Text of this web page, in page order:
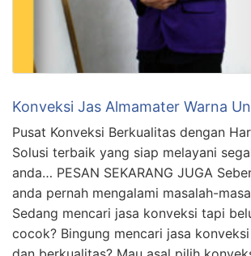
Konveksi Jas Almamater Warna
Pusat Konveksi Berkualitas dengan
Solusi terbaik yang siap melayani
anda… PESAN SEKARANG JUGA
anda pernah mengalami masalah-
Sedang mencari jasa konveksi tapi
cocok? Bingung mencari jasa